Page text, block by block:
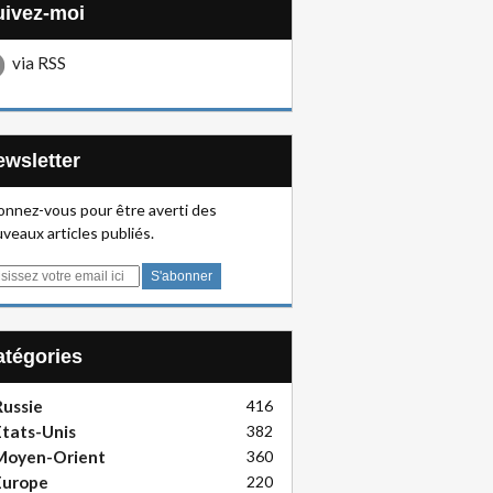
moi
via RSS
vous pour être averti des
articles publiés.
416
Unis 382
Orient 360
220